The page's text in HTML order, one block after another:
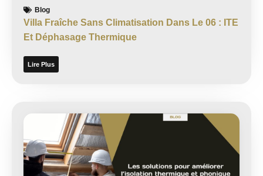
Blog
Villa Fraîche Sans Climatisation Dans Le 06 : ITE
Et Déphasage Thermique
Lire Plus